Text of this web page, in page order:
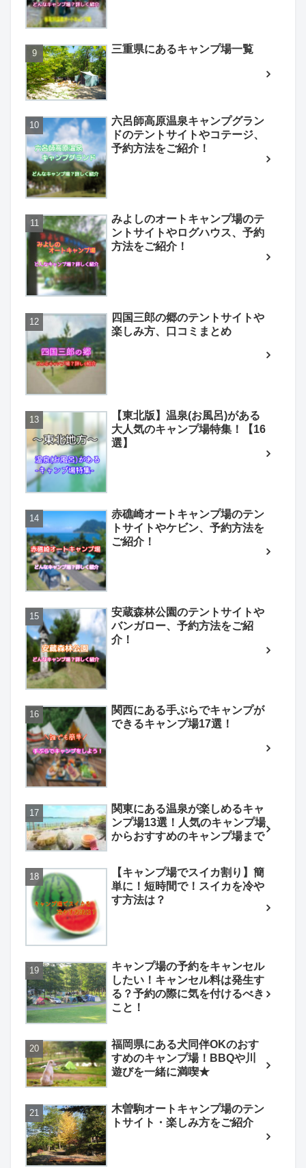
三重県にあるキャンプ場一覧
六呂師高原温泉キャンプグラン
ドのテントサイトやコテージ、
予約方法をご紹介！
みよしのオートキャンプ場のテ
ントサイトやログハウス、予約
方法をご紹介！
四国三郎の郷のテントサイトや
楽しみ方、口コミまとめ
【東北版】温泉(お風呂)がある
大人気のキャンプ場特集！【16
選】
赤礁崎オートキャンプ場のテン
トサイトやケビン、予約方法を
ご紹介！
安蔵森林公園のテントサイトや
バンガロー、予約方法をご紹
介！
関西にある手ぶらでキャンプが
できるキャンプ場17選！
関東にある温泉が楽しめるキャ
ンプ場13選！人気のキャンプ場
からおすすめのキャンプ場まで
【キャンプ場でスイカ割り】簡
単に！短時間で！スイカを冷や
す方法は？
キャンプ場の予約をキャンセル
したい！キャンセル料は発生す
る？予約の際に気を付けるべき
こと！
福岡県にある犬同伴OKのおす
すめのキャンプ場！BBQや川
遊びを一緒に満喫★
木曽駒オートキャンプ場のテン
トサイト・楽しみ方をご紹介